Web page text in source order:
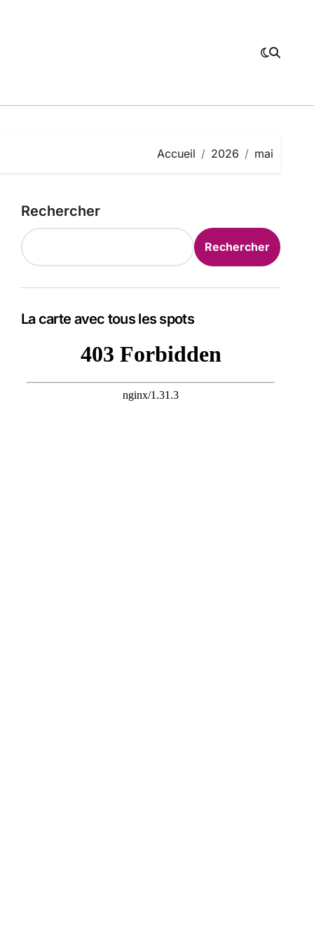
Accueil 2026 mai
Rechercher
Rechercher
La carte avec tous les spots